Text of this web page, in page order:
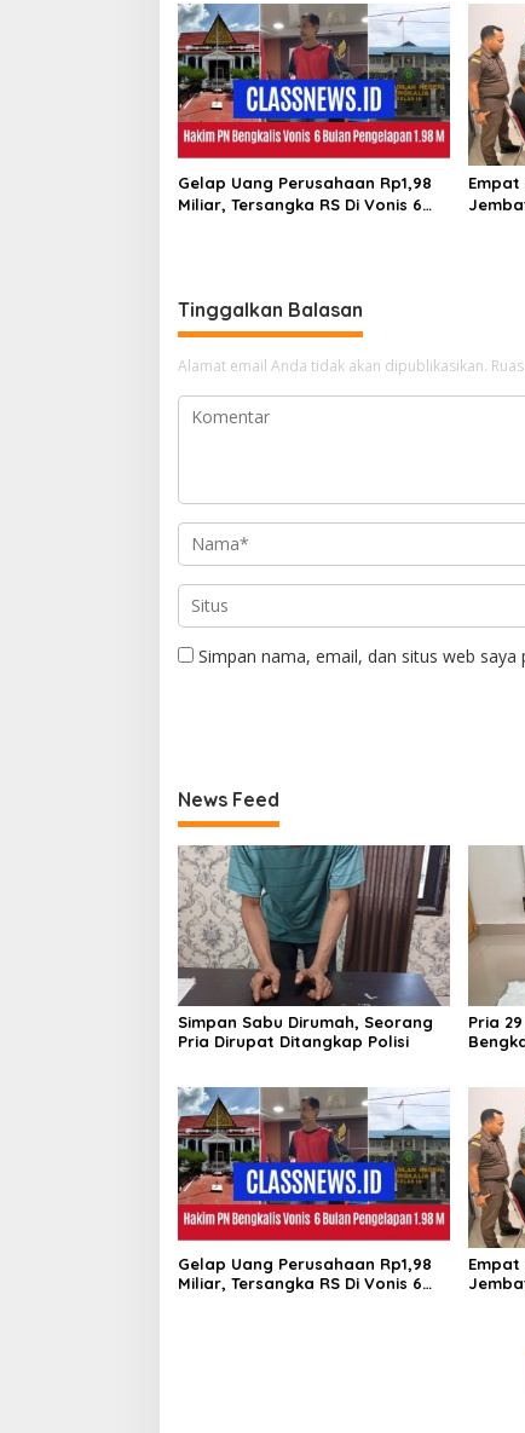
Gelap Uang Perusahaan Rp1,98
Miliar, Tersangka RS Di Vonis 6
Empat
Tinggalkan Balasan
Alamat email Anda tidak akan dipublikasikan.
Simpan nama, email, dan situs web
News Feed
Simpan Sabu Dirumah, Seorang
Pria Dirupat Ditangkap Polisi
Pria
Gelap Uang Perusahaan Rp1,98
Miliar, Tersangka RS Di Vonis 6
Empat